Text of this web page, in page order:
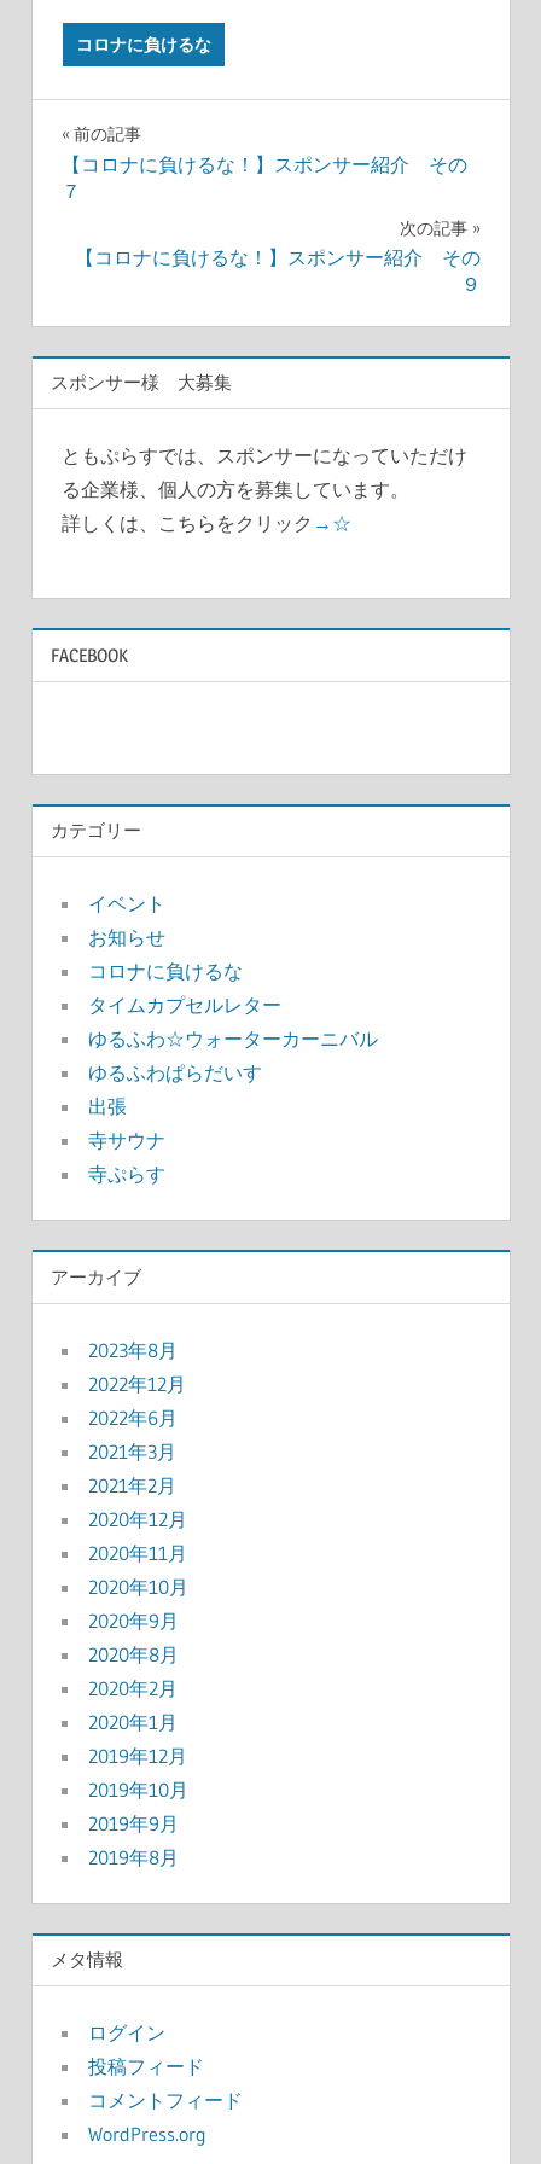
コロナに負けるな
投
稿
ゲ
ー
ョ
ン
前の記事
【コロナに負けるな！】スポンサー紹介 その
７
次の記事
【コロナに負けるな！】スポンサー紹介 その
９
スポンサー様 大募集
ともぷらすでは、スポンサーになっていただけ
る企業様、個人の方を募集しています。
詳しくは、こちらをクリック →☆
FACEBOOK
カテゴリー
イベント
お知らせ
コロナに負けるな
タイムカプセルレター
ゆるふわ☆ウォーターカーニバル
ゆるふわぱらだいす
出張
寺サウナ
寺ぷらす
アーカイブ
2023年8月
2022年12月
2022年6月
2021年3月
2021年2月
2020年12月
2020年11月
2020年10月
2020年9月
2020年8月
2020年2月
2020年1月
2019年12月
2019年10月
2019年9月
2019年8月
メタ情報
ログイン
投稿フィード
コメントフィード
WordPress.org